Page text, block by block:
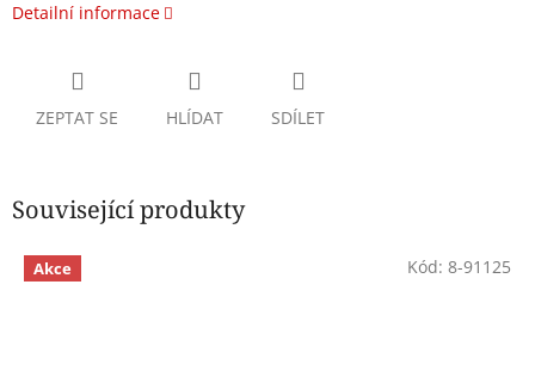
Detailní informace
ZEPTAT SE HLÍDAT SDÍLET
Související produkty
Akce Kód: 8-91125